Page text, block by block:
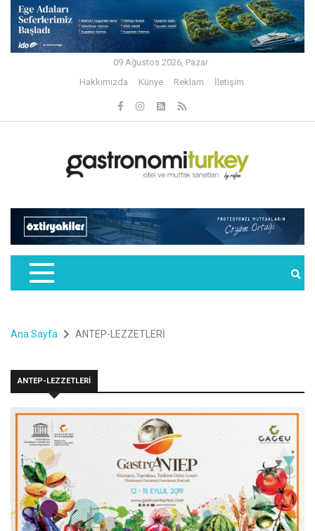
09 Ağustos 2026, Pazar
Hakkımızda
Künye Reklam İletişim
Ana Sayfa ANTEP-LEZZETLERİ
ANTEP-LEZZETLERİ